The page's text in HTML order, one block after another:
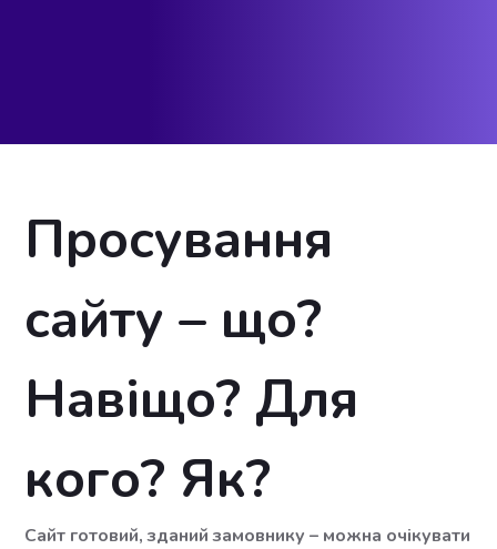
Просування
сайту – що?
Навіщо? Для
кого? Як?
Сайт готовий, зданий замовнику – можна очікувати